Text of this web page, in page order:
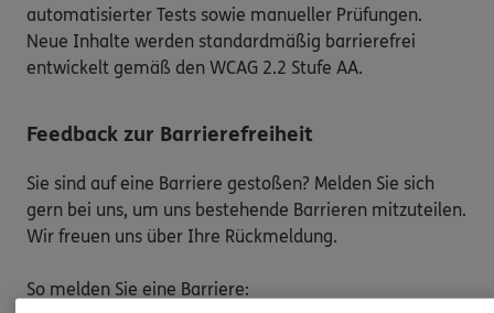
automatisierter Tests sowie manueller Prüfungen.
Neue Inhalte werden standardmäßig barrierefrei
entwickelt gemäß den WCAG 2.2 Stufe AA.
Feedback zur Barrierefreiheit
Sie sind auf eine Barriere gestoßen? Melden Sie sich
gern bei uns, um uns bestehende Barrieren mitzuteilen.
Wir freuen uns über Ihre Rückmeldung.
So melden Sie eine Barriere: